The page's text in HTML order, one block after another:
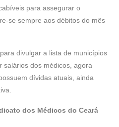
para assegurar o
se sempre aos débitos do mês
divulgar a lista de municípios
salários dos médicos, agora
dívidas atuais, ainda
dos Médicos do Ceará